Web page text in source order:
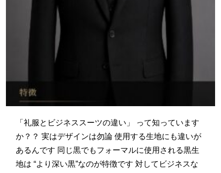
「礼服とビジネススーツの違い」 って知っています
か？？ 実はデザインは勿論 使用する生地にも違いが
あるんです 同じ黒でもフォーマルに使用される黒生
地は “より深い黒”なのが特徴です 対してビジネスな